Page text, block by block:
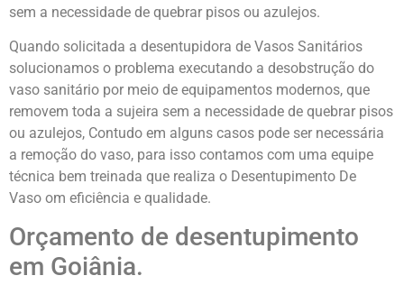
sem a necessidade de quebrar pisos ou azulejos.
Quando solicitada a desentupidora de Vasos Sanitários
solucionamos o problema executando a desobstrução do
vaso sanitário por meio de equipamentos modernos, que
removem toda a sujeira sem a necessidade de quebrar pisos
ou azulejos, Contudo em alguns casos pode ser necessária
a remoção do vaso, para isso contamos com uma equipe
técnica bem treinada que realiza o Desentupimento De
Vaso om eficiência e qualidade.
Orçamento de desentupimento
em Goiânia.